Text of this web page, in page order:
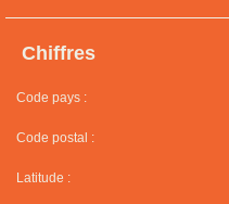
Chiffres
Code pays :
Code postal :
Latitude :